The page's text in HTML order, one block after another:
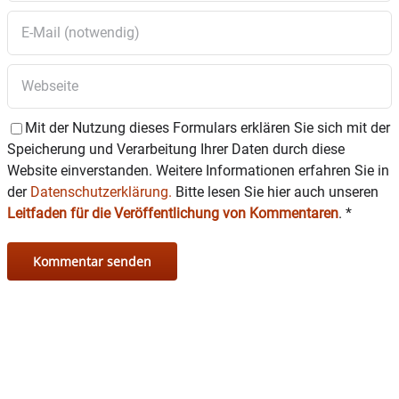
das Publikum bezaubern. In Budapest
verschmelzen ungarische Volksweisen mit den
Kompositionen von Johannes Brahms, bevor der
Express in Belgrad mitreißenden Balkan-
Rhythmen begegnet. Schließlich erreicht der Zug
Finale in Konstantinopel – dem
sagenumwobenen Tor zum Orient.
Die Besucher werden auf diese klangvolle Reise
durch Europa und den Osten entführt – voller
Emotion, Nostalgie und großer Musik.
Der Eintrittspreis beträgt 25 Euro. Die Karten
Mit der Nutzung dieses Formulars erklären Sie sich mit der
Speicherung und Verarbeitung Ihrer Daten durch diese
Website einverstanden. Weitere Informationen erfahren Sie in
der Datenschutzerklärung. Bitte lesen Sie hier auch unseren
Leitfaden für die Veröffentlichung von Kommentaren. *